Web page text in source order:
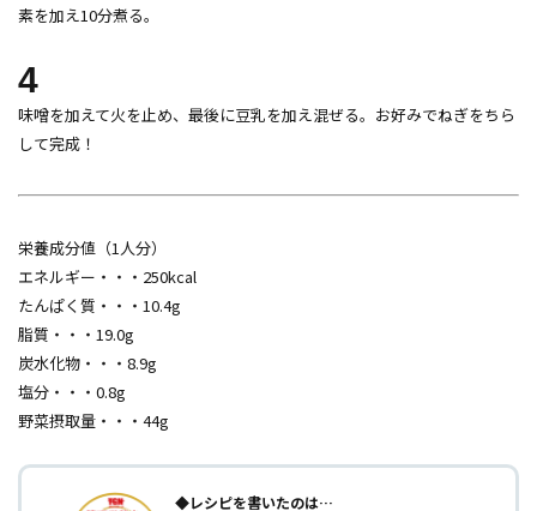
素を加え10分煮る。
4
味噌を加えて火を止め、最後に豆乳を加え混ぜる。お好みでねぎをちら
して完成！
栄養成分値（1人分）
エネルギー・・・250kcal
たんぱく質・・・10.4g
脂質・・・19.0g
炭水化物・・・8.9g
塩分・・・0.8g
野菜摂取量・・・44g
◆レシピを書いたのは…